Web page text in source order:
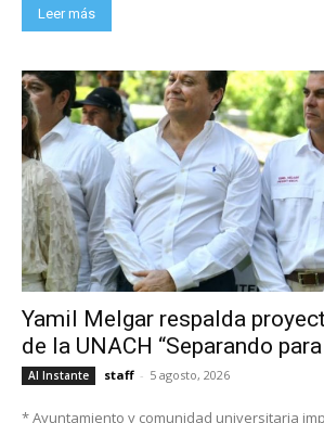
Leer más
Yamil Melgar respalda
de la UNACH “Separando
Al Instante staff - 5 agosto, 2026
* Ayuntamiento y comunidad universitaria